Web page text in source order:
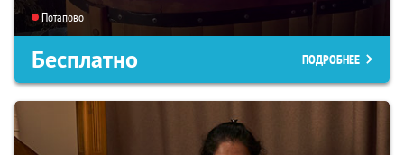
Потапово
Бесплатно ПОДРОБНЕЕ